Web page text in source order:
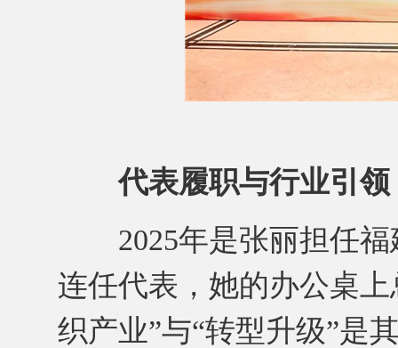
代表履职与行业引
2025年是张丽担任福
连任代表，她的办公桌
织产业”与“转型升级”是